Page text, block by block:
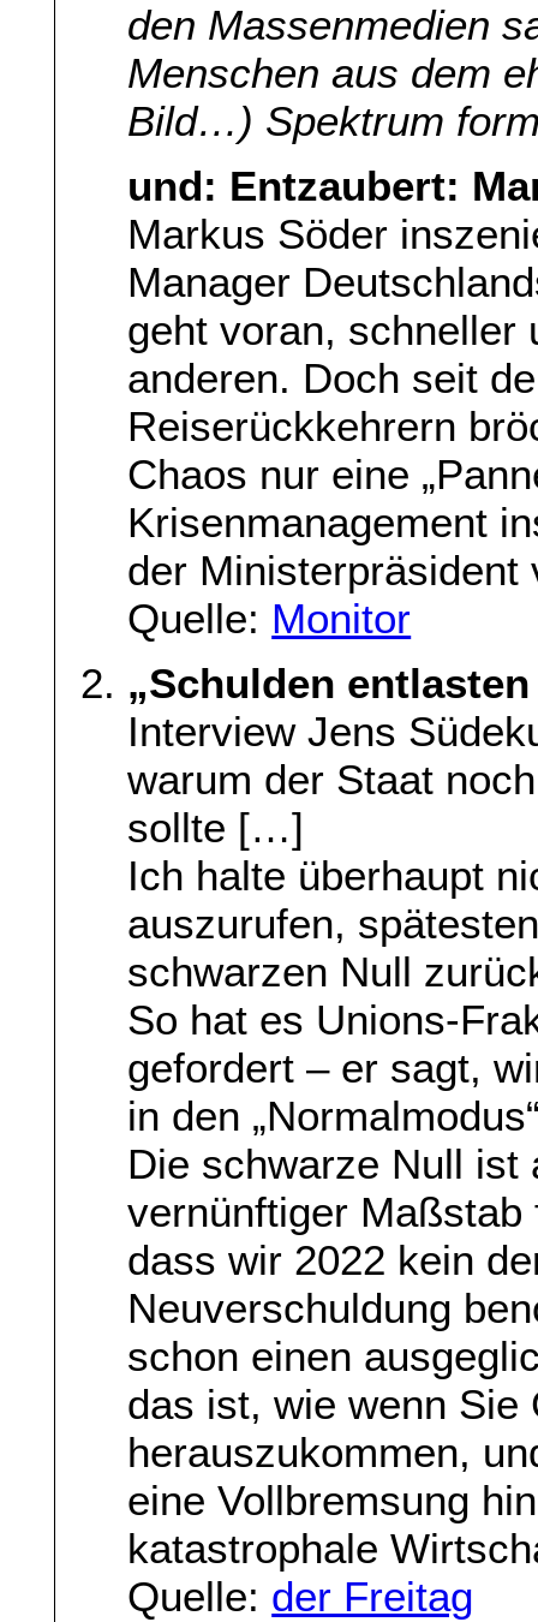
den Massenmedien
Menschen aus dem
Bild…) Spektrum
und: Entzaubert:
Markus Söder
Manager
geht voran, schneller
anderen. Doch seit
Reiserückkehrern
Chaos nur eine
Krisenmanagement
der Ministerpräsident
Quelle: Monitor
„Schulden
Interview Jens
warum der Staat
sollte […]
Ich halte überhaupt
auszurufen,
schwarzen Null
So hat es Unions-
gefordert – er sagt,
in den
Die schwarze Null ist
vernünftiger
dass wir 2022 kein
Neuverschuldung
schon einen
das ist, wie wenn Sie
herauszukommen,
eine Vollbremsung
katastrophale
Quelle: der Freitag